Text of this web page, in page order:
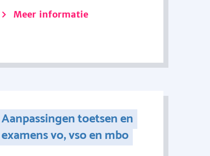
Meer informatie
Aanpassingen toetsen en
examens vo, vso en mbo